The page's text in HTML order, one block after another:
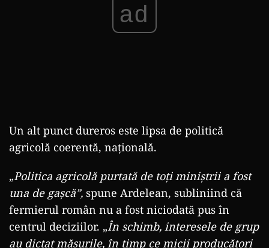
ad
Un alt punct dureros este lipsa de politică
agricolă coerentă, națională.
„Politica agricolă purtată de toți miniștrii a fost
una de gașcă”, spune Ardelean, subliniind că
fermierul român nu a fost niciodată pus în
centrul deciziilor. „În schimb, interesele de grup
au dictat măsurile, în timp ce micii producători